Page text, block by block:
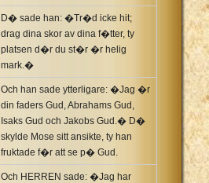
D� sade han: �Tr�d icke hit;
drag dina skor av dina f�tter, ty
platsen d�r du st�r �r helig
mark.�
Och han sade ytterligare: �Jag �r
din faders Gud, Abrahams Gud,
Isaks Gud och Jakobs Gud.� D�
skylde Mose sitt ansikte, ty han
fruktade f�r att se p� Gud.
Och HERREN sade: �Jag har